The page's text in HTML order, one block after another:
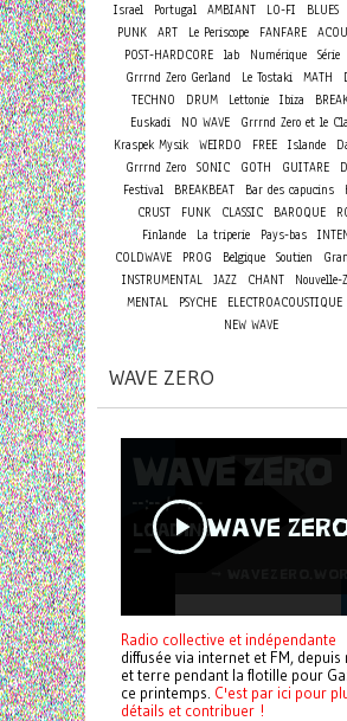
Israel
Portugal AMBIANT LO-FI BLUES
PUNK
ART Le Periscope FANFARE
POST-HARDCORE
lab Numérique Série
Grrrnd Zero Gerland
Le Tostaki MATH
TECHNO
DRUM Lettonie Ibiza
Euskadi
NO WAVE
Grrrnd Zero et le
Kraspek Mysik
WEIRDO FREE Islande
Grrrnd Zero
SONIC GOTH GUITARE
Festival
BREAKBEAT Bar des capucins
CRUST
FUNK CLASSIC BAROQUE
Finlande
La triperie Pays-bas
COLDWAVE
PROG Belgique Soutien
INSTRUMENTAL JAZZ CHANT
Nouvelle-
MENTAL
PSYCHE ELECTROACOUSTIQUE
NEW WAVE
WAVE ZERO
Radio collective et indépendante
diffusée via internet et FM, depuis
et terre pendant la flotille pour
ce printemps. C'est par ici pour
détails et contribuer !